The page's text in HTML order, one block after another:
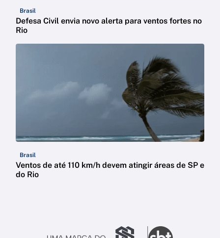
Brasil
Defesa Civil envia novo alerta para ventos fortes no
Rio
Brasil
Ventos de até 110 km/h devem atingir áreas de SP e
do Rio